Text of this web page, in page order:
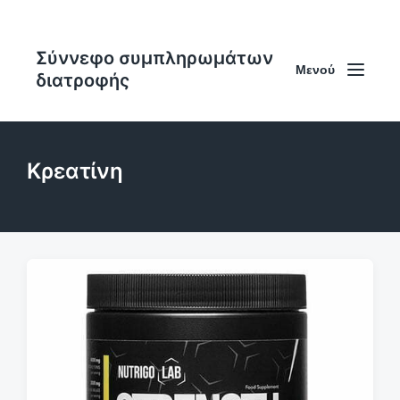
Σύννεφο συμπληρωμάτων
διατροφής
Μενού
Κρεατίνη